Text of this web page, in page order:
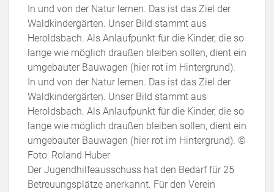
In und von der Natur lernen. Das ist das Ziel der
Waldkindergärten. Unser Bild stammt aus
Heroldsbach. Als Anlaufpunkt für die Kinder, die so
lange wie möglich draußen bleiben sollen, dient ein
umgebauter Bauwagen (hier rot im Hintergrund).
In und von der Natur lernen. Das ist das Ziel der
Waldkindergärten. Unser Bild stammt aus
Heroldsbach. Als Anlaufpunkt für die Kinder, die so
lange wie möglich draußen bleiben sollen, dient ein
umgebauter Bauwagen (hier rot im Hintergrund). ©
Foto: Roland Huber
Der Jugendhilfeausschuss hat den Bedarf für 25
Betreuungsplätze anerkannt. Für den Verein